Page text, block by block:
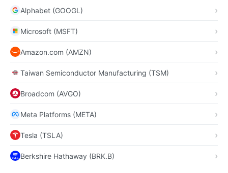
Alphabet (GOOGL)
Microsoft (MSFT)
Amazon.com (AMZN)
Taiwan Semiconductor Manufacturing (TSM)
Broadcom (AVGO)
Meta Platforms (META)
Tesla (TSLA)
Berkshire Hathaway (BRK.B)